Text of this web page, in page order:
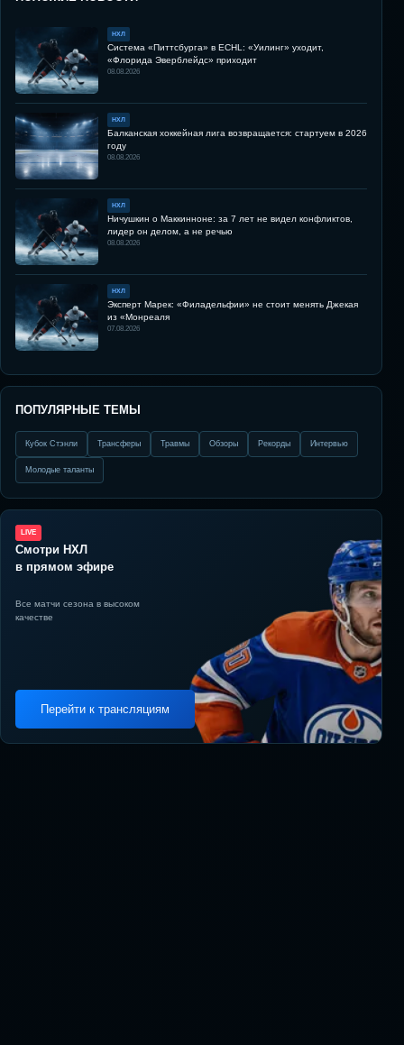
НХЛ
Система «Питтсбурга» в ECHL: «Уилинг» уходит,
«Флорида Эверблейдс» приходит
08.08.2026
НХЛ
Балканская хоккейная лига возвращается: стартуем в 2026
году
08.08.2026
НХЛ
Ничушкин о Маккинноне: за 7 лет не видел конфликтов,
лидер он делом, а не речью
08.08.2026
НХЛ
Эксперт Марек: «Филадельфии» не стоит менять Джекая
из «Монреаля
07.08.2026
ПОПУЛЯРНЫЕ ТЕМЫ
Кубок Стэнли Трансферы Травмы Обзоры Рекорды Интервью
Молодые таланты
LIVE
Смотри НХЛ
в прямом эфире
Все матчи сезона в высоком
качестве
Перейти к трансляциям